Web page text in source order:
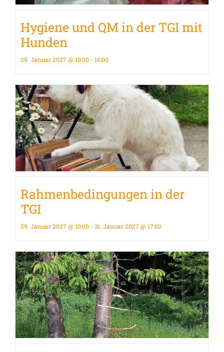
Hygiene und QM in der TGI mit
Hunden
29. Januar 2027 @ 10:00 - 16:00
Rahmenbedingungen in der
TGI
29. Januar 2027 @ 10:00 - 31. Januar 2027 @ 17:00